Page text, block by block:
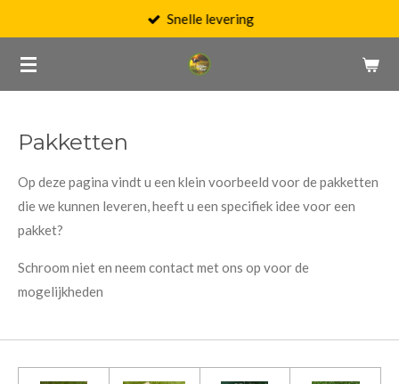
naar
de
Snelle levering
Pakketten
Op deze pagina vindt u een klein voorbeeld voor de pakketten
die we kunnen leveren, heeft u een specifiek idee voor een
pakket?
Schroom niet en neem contact met ons op voor de
mogelijkheden